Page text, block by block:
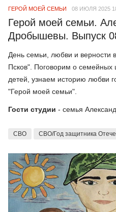
ГЕРОЙ МОЕЙ СЕМЬИ 08 ИЮЛЯ 2025
Герой моей семьи.
Дробышевы. Выпуск
День семьи, любви и
Псков". Поговорим о семейных
детей, узнаем историю любви
"Герой моей семьи".
Гости студии - семья
СВО СВО/Год защитника